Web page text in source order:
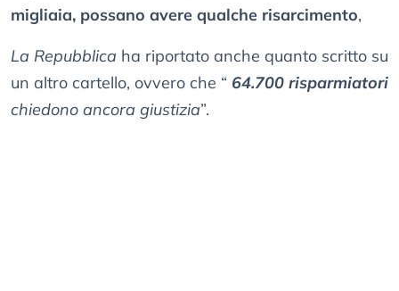
migliaia, possano avere qualche risarcimento,
La Repubblica ha riportato anche quanto scritto su
un altro cartello, ovvero che “ 64.700 risparmiatori
chiedono ancora giustizia”.